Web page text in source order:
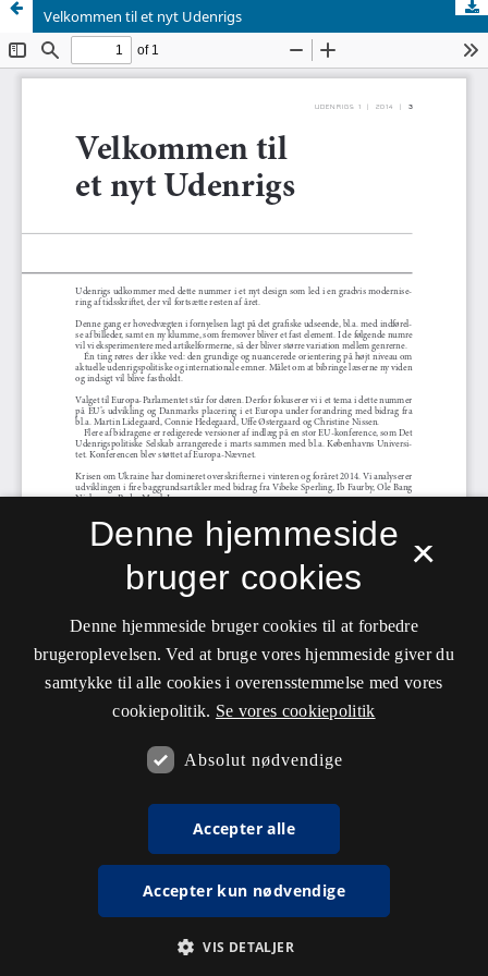
Velkommen til et nyt Udenrigs
×
Denne hjemmeside
bruger cookies
Denne hjemmeside bruger cookies til at forbedre
brugeroplevelsen. Ved at bruge vores hjemmeside giver du
samtykke til alle cookies i overensstemmelse med vores
cookiepolitik. Se vores cookiepolitik
Absolut nødvendige
Accepter alle
Accepter kun nødvendige
VIS DETALJER